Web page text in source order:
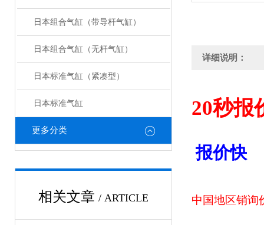
日本组合气缸（带导杆气缸）
日本组合气缸（无杆气缸）
日本标准气缸（紧凑型）
日本标准气缸
更多分类
相关文章 / ARTICLE
详细说明：
20秒报
报价快
中国地区销询